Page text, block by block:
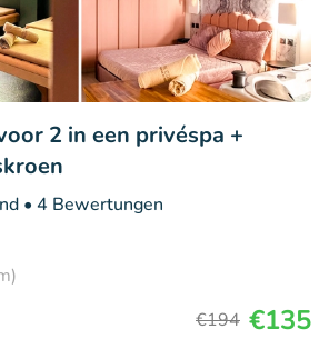
2 in een privéspa +
• 4 Bewertungen
€194 €135